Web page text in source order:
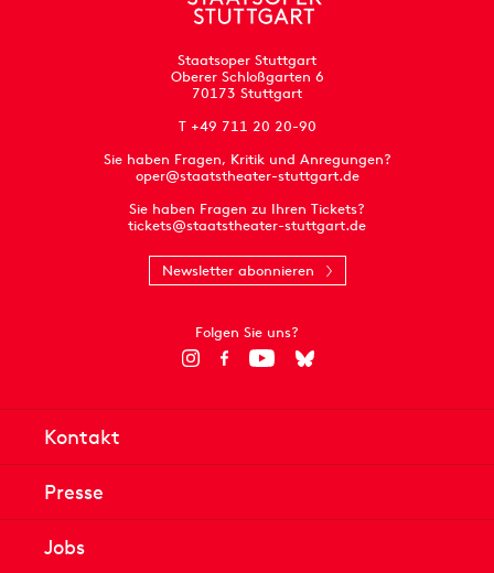
Staatsoper Stuttgart
Oberer Schloßgarten 6
70173 Stuttgart
T +49 711 20 20-90
Sie haben Fragen, Kritik und Anregungen?
oper@staatstheater-stuttgart.de
Sie haben Fragen zu Ihren Tickets?
tickets@staatstheater-stuttgart.de
Newsletter abonnieren
Folgen Sie uns?
Kontakt
Presse
Jobs